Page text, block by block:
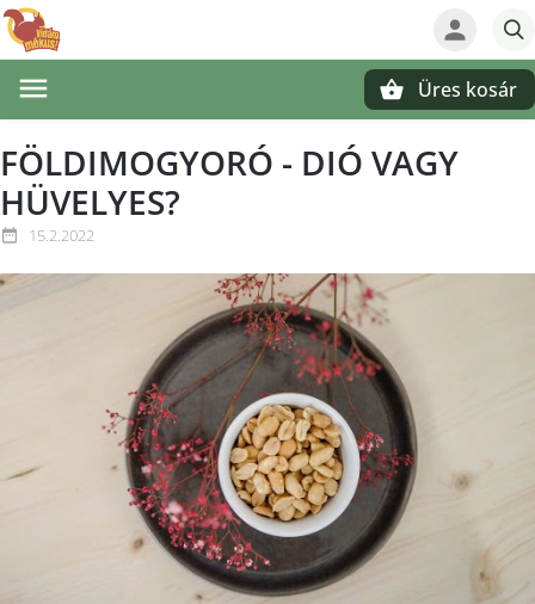
Üres kosár
FÖLDIMOGYORÓ - DIÓ VAGY
HÜVELYES?
15.2.2022